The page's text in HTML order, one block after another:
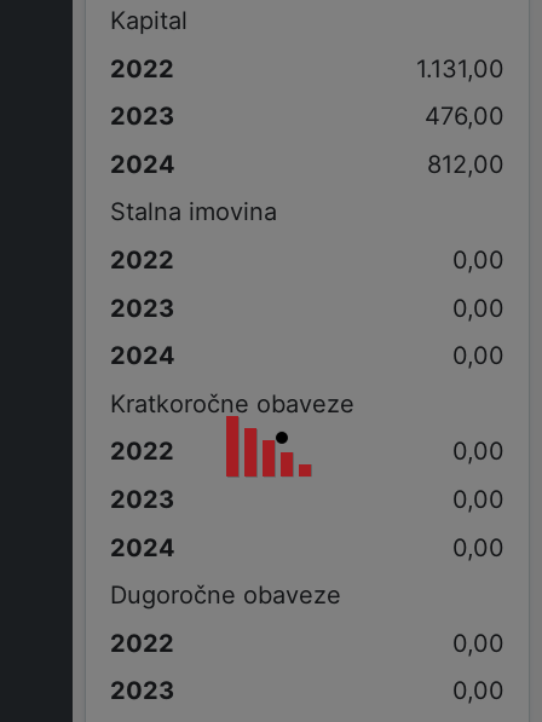
Kapital
1.131,00
476,00
812,00
Stalna imovina
0,00
0,00
0,00
Kratkoročne obaveze
0,00
0,00
0,00
Dugoročne obaveze
0,00
0,00